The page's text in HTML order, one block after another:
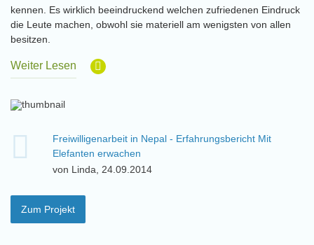
kennen. Es wirklich beeindruckend welchen zufriedenen Eindruck
die Leute machen, obwohl sie materiell am wenigsten von allen
besitzen.
Weiter Lesen
Freiwilligenarbeit in Nepal - Erfahrungsbericht Mit
Elefanten erwachen
von Linda, 24.09.2014
Zum Projekt